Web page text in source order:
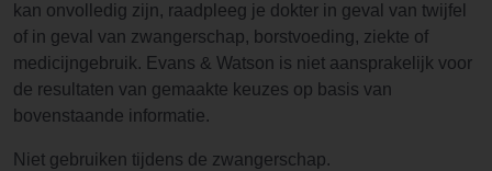
kan onvolledig zijn, raadpleeg je dokter in geval van twijfel
of in geval van zwangerschap, borstvoeding, ziekte of
medicijngebruik. Evans & Watson is niet aansprakelijk voor
de resultaten van gemaakte keuzes op basis van
bovenstaande informatie.
Niet gebruiken tijdens de zwangerschap.